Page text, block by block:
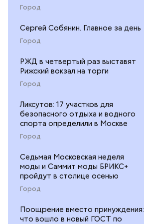
Город
Сергей Собянин. Главное за день
Город
РЖД в четвертый раз выставят
Рижский вокзал на торги
Город
Ликсутов: 17 участков для
безопасного отдыха и водного
спорта определили в Москве
Город
Седьмая Московская неделя
моды и Саммит моды БРИКС+
пройдут в столице осенью
Город
Поощрение вместо принуждения:
что вошло в новый ГОСТ по